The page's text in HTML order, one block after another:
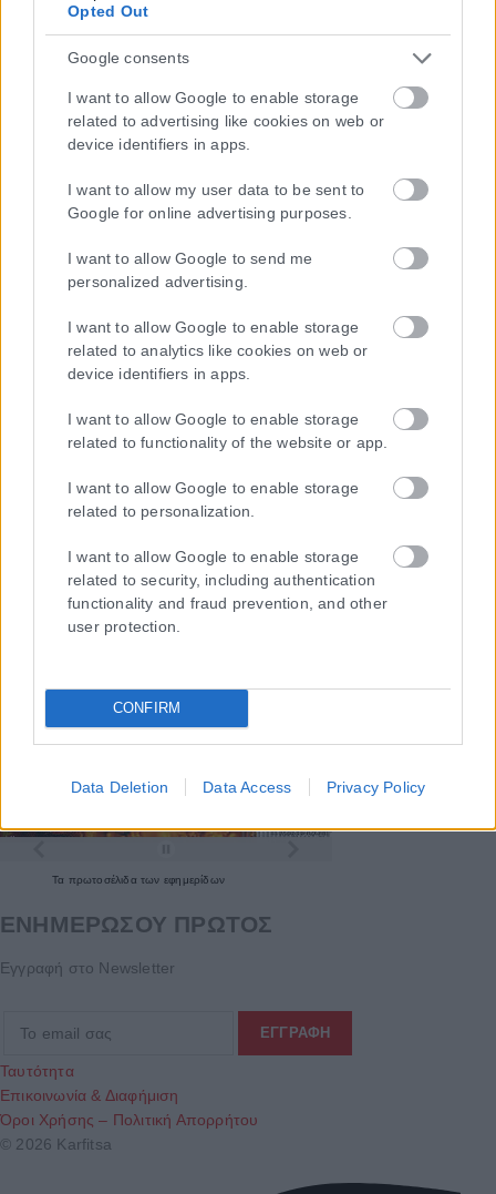
Opted Out
Google consents
I want to allow Google to enable storage
related to advertising like cookies on web or
device identifiers in apps.
I want to allow my user data to be sent to
Google for online advertising purposes.
I want to allow Google to send me
personalized advertising.
I want to allow Google to enable storage
related to analytics like cookies on web or
device identifiers in apps.
I want to allow Google to enable storage
related to functionality of the website or app.
I want to allow Google to enable storage
related to personalization.
I want to allow Google to enable storage
related to security, including authentication
functionality and fraud prevention, and other
user protection.
CONFIRM
Data Deletion Data Access Privacy Policy
Η εταιρεία με την επωνυμία “POLITICAL MEDIA GROUP A.E.” και κατ’
συμμορφώνονται με τη Σύσταση (ΕΕ) 2018/334 της Επιτροπής της
1ης Μαρτίου 2018 σχετικά με τα μέτρα για την αποτελεσματική
Μοναδικός αριθμός Μ.Η.Τ. 262048
Τα πρωτοσέλιδατων εφημερίδων
ΕΝΗΜΕΡΩΣΟΥ ΠΡΩΤΟΣ
Εγγραφή στο Newsletter
Ταυτότητα
Επικοινωνία & Διαφήμιση
Όροι Χρήσης – Πολιτική Απορρήτου
© 2026 Karfitsa